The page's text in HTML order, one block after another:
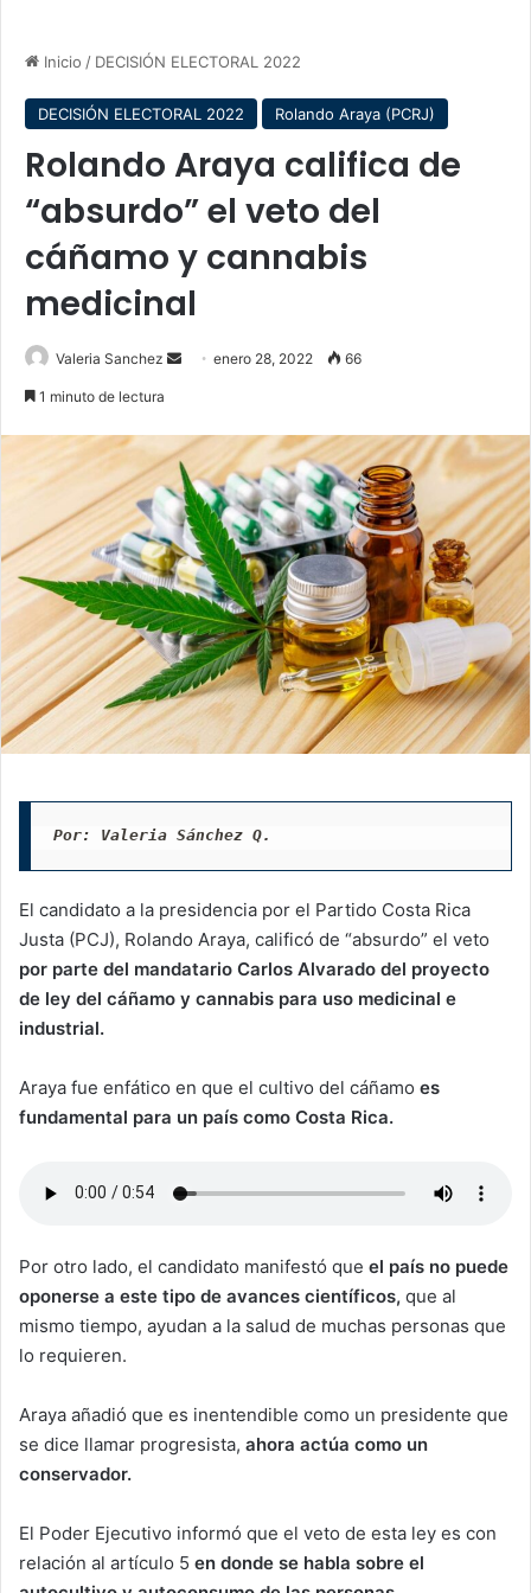
Inicio / DECISIÓN ELECTORAL 2022
DECISIÓN ELECTORAL 2022 Rolando Araya (PCRJ)
Rolando Araya califica de
“absurdo” el veto del
cáñamo y cannabis
medicinal
Valeria Sanchez
Sendenero 28, 2022 66
1 minuto de lectura
Por: Valeria Sánchez Q.
El candidato a la presidencia por el Partido Costa Rica
Justa (PCJ), Rolando Araya, calificó de “absurdo” el veto
por parte del mandatario Carlos Alvarado del proyecto
de ley del cáñamo y cannabis para uso medicinal e
industrial.
Araya fue enfático en que el cultivo del cáñamo es
fundamental para un país como Costa Rica.
Por otro lado, el candidato manifestó que el país no puede
oponerse a este tipo de avances científicos, que al
mismo tiempo, ayudan a la salud de muchas personas que
lo requieren.
Araya añadió que es inentendible como un presidente que
se dice llamar progresista, ahora actúa como un
conservador.
El Poder Ejecutivo informó que el veto de esta ley es con
relación al artículo 5 en donde se habla sobre el